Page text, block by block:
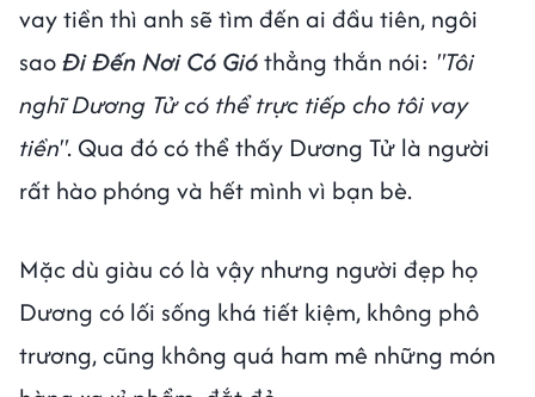
vay tiền thì anh sẽ tìm đến ai đầu tiên, ngôi
saoĐi Đến Nơi Có Gióthẳng thắn nói: "Tôi
nghĩ Dương Tử có thể trực tiếp cho tôi vay
tiền". Qua đó có thể thấy Dương Tử là người
rất hào phóng và hết mình vì bạn bè.
Mặc dù giàu có là vậy nhưng người đẹp họ
Dương có lối sống khá tiết kiệm, không phô
trương, cũng không quá ham mê những món